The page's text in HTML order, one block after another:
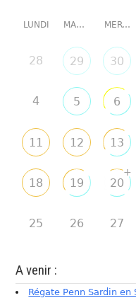
LUNDI MARDI MERCREDI
28 29 30
4 5 6
11 12 13
18 19 20
+
25 26 27
A venir :
Régate Penn Sardin en